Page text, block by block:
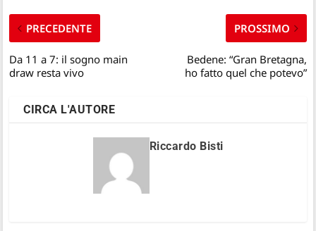
PRECEDENTE
Da 11 a 7: il sogno main
draw resta vivo
PROSSIMO
Bedene: “Gran Bretagna,
ho fatto quel che potevo”
CIRCA L'AUTORE
Riccardo Bisti